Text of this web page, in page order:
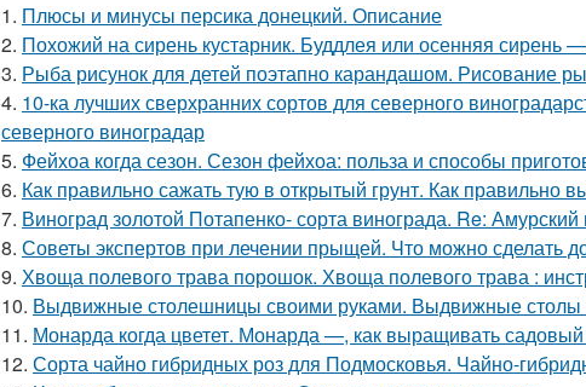
1. Плюсы и минусы персика донецкий. Описание
2. Похожий на сирень кустарник. Буддлея или осенняя
3. Рыба рисунок для детей поэтапно карандашом. Рисование
4. 10-ка лучших сверхранних сортов для северного
северного виноградар
5. Фейхоа когда сезон. Сезон фейхоа: польза и способы
6. Как правильно сажать тую в открытый грунт. Как правильно
7. Виноград золотой Потапенко- сорта винограда. Re:
8. Советы экспертов при лечении прыщей. Что можно сделать
9. Хвоща полевого трава порошок. Хвоща полевого трава :
10. Выдвижные столешницы своими руками. Выдвижные столы
11. Монарда когда цветет. Монарда —, как выращивать
12. Сорта чайно гибридных роз для Подмосковья. Чайно-